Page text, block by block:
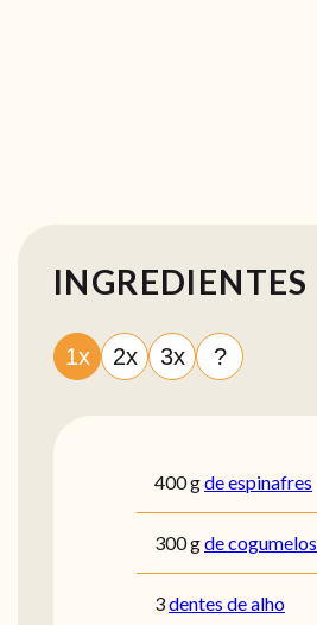
INGREDIENTES
1x 2x 3x ?
400gde espinafres
300gde cogumelos
3dentes de alho